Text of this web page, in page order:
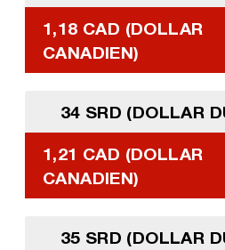
1,18 CAD (DOLLAR
CANADIEN)
34 SRD (DOLLAR
1,21 CAD (DOLLAR
CANADIEN)
35 SRD (DOLLAR